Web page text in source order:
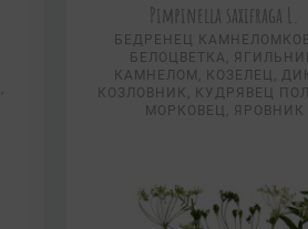
Pimpinella saxifraga L.
БЕДРЕНЕЦ
БЕЛОЦВЕТКА,
КАМНЕЛОМ, КОЗЕЛЕЦ,
КОЗЛОВНИК, КУДРЯВЕЦ
МОРКОВЕЦ, ЯРОВНИК